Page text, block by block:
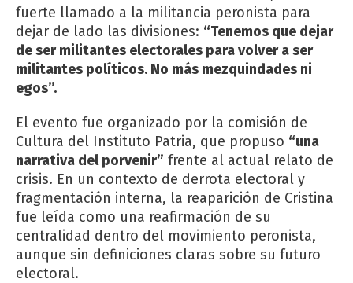
fuerte llamado a la militancia peronista para
dejar de lado las divisiones: “Tenemos que dejar
de ser militantes electorales para volver a ser
militantes políticos. No más mezquindades ni
egos”.
El evento fue organizado por la comisión de
Cultura del Instituto Patria, que propuso “una
narrativa del porvenir” frente al actual relato de
crisis. En un contexto de derrota electoral y
fragmentación interna, la reaparición de Cristina
fue leída como una reafirmación de su
centralidad dentro del movimiento peronista,
aunque sin definiciones claras sobre su futuro
electoral.